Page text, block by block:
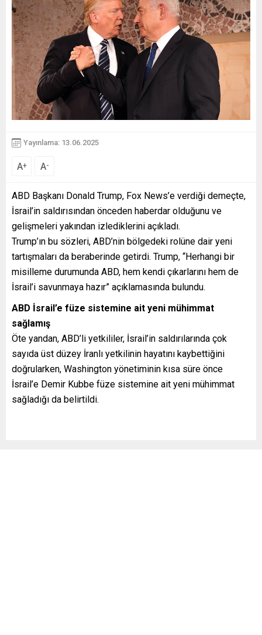
Yayınlama: 13.06.2025
A+ A-
ABD Başkanı Donald Trump, Fox News’e verdiği demeçte,
İsrail’in saldırısından önceden haberdar olduğunu ve
gelişmeleri yakından izlediklerini açıkladı.
Trump’ın bu sözleri, ABD’nin bölgedeki rolüne dair yeni
tartışmaları da beraberinde getirdi. Trump, “Herhangi bir
misilleme durumunda ABD, hem kendi çıkarlarını hem de
İsrail’i savunmaya hazır” açıklamasında bulundu.
ABD İsrail’e füze sistemine ait yeni mühimmat
sağlamış
Öte yandan, ABD’li yetkililer, İsrail’in saldırılarında çok
sayıda üst düzey İranlı yetkilinin hayatını kaybettiğini
doğrularken, Washington yönetiminin kısa süre önce
İsrail’e Demir Kubbe füze sistemine ait yeni mühimmat
sağladığı da belirtildi.